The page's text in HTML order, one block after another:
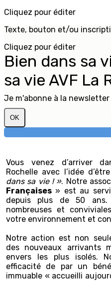
Cliquez pour éditer
Texte, bouton et/ou
Cliquez pour éditer
Bien dans sa
sa vie AVF La
Je m'abonne à la newsletter
OK
Vous venez d’arriver
Rochelle avec l’idée
dans sa vie ! ». Notre
Françaises » est au
depuis plus de 50
nombreuses et
votre environnement et
Notre action est non
des nouveaux arrivants
envers les plus isolés.
efficacité de par un
immuable « accueilli